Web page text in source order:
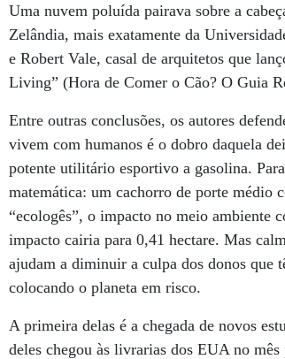
Uma nuvem poluída pairava sobre a
Zelândia, mais exatamente da
e Robert Vale, casal de arquitetos que
Living” (Hora de Comer o Cão? O Guia
Entre outras conclusões, os autores
vivem com humanos é o dobro daquela
potente utilitário esportivo a gasolina.
matemática: um cachorro de porte médio
“ecologês”, o impacto no meio ambiente
impacto cairia para 0,41 hectare. Mas
ajudam a diminuir a culpa dos donos que
colocando o planeta em risco.
A primeira delas é a chegada de novos
deles chegou às livrarias dos EUA no